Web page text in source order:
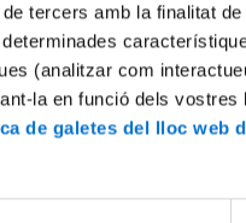
tercers amb la finalitat
(analitzar com
la en funció dels
de galetes del lloc web
EDAR 21: Noves
per al
residuals (Reportatge)
2014